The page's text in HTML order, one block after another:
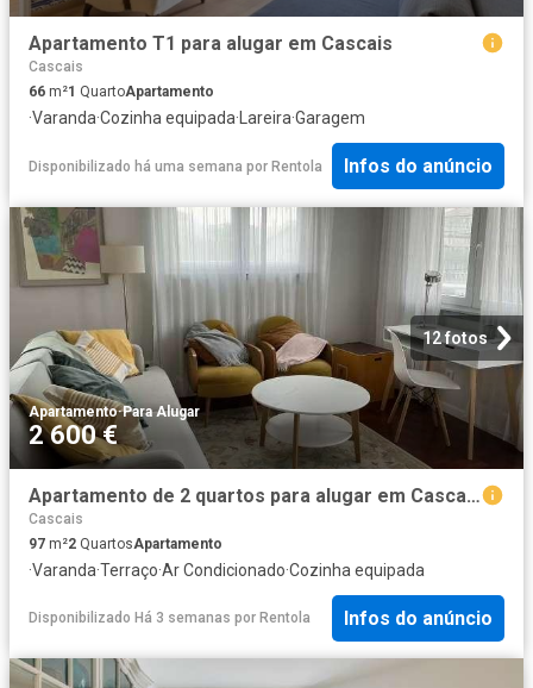
Apartamento T1 para alugar em Cascais
Cascais
66 m²1 QuartoApartamento
·Varanda·Cozinha equipada· Lareira·Garagem
Disponibilizado há uma semana por Rentola Infos do anúncio
12 fotos
Apartamento·Para Alugar
2 600 €
Apartamento de 2 quartos para alugar em Cascais, Lisboa
Cascais
97 m²2 QuartosApartamento
·Varanda·Terraço·Ar Condicionado·Cozinha equipada
Disponibilizado Há 3 semanas por Rentola Infos do anúncio